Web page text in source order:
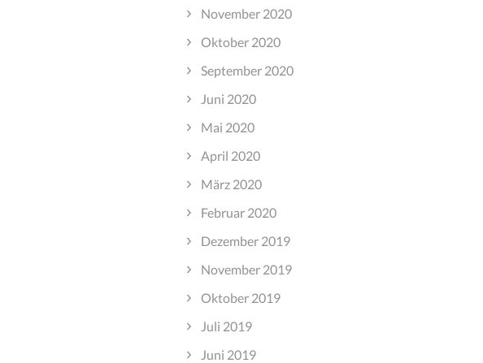
November 2020
Oktober 2020
September 2020
Juni 2020
Mai 2020
April 2020
März 2020
Februar 2020
Dezember 2019
November 2019
Oktober 2019
Juli 2019
Juni 2019